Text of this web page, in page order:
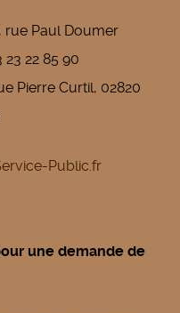
rue Paul Doumer
23 22 85 90
Pierre Curtil, 02820
Public.fr
une demande de